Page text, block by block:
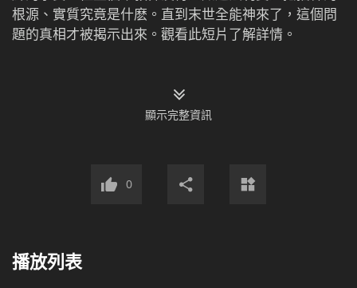
根源、實質究竟是什麽。直到末世全能神來了，這個問
題的真相才被揭示出來。觀看此短片了解詳情。
顯示完整資訊
0
播放列表